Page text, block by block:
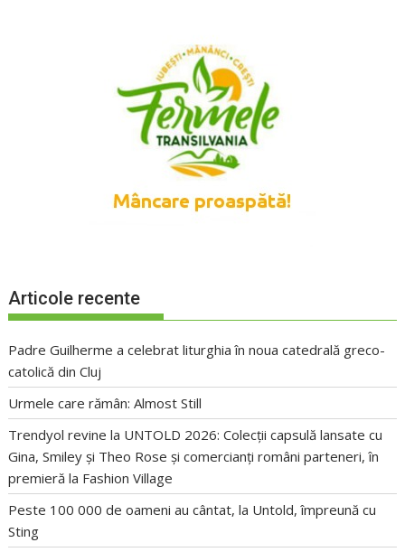
Articole recente
Padre Guilherme a celebrat liturghia în noua catedrală greco-
catolică din Cluj
Urmele care rămân: Almost Still
Trendyol revine la UNTOLD 2026: Colecții capsulă lansate cu
Gina, Smiley și Theo Rose și comercianți români parteneri, în
premieră la Fashion Village
Peste 100 000 de oameni au cântat, la Untold, împreună cu
Sting